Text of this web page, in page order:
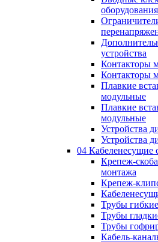
оборудования
устройства
Контакторы
Контакторы
Плавкие
модульные
Плавкие
модульные
Устройства
Устройства
04 Кабеленесущие
Крепеж-
монтажа
Крепеж-
Трубы гибкие
Трубы
Трубы
Кабель-